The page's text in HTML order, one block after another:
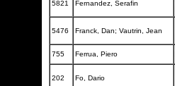
5821 Fernandez, Serafin
5476 Franck, Dan; Vautrin, Jean
755 Ferrua, Piero
202 Fo, Dario